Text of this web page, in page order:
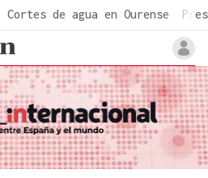
Cortes de agua en Ourense